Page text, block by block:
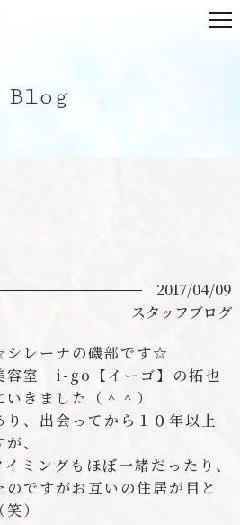
Blog
2017/04/09
スタッフブログ
レーナの磯部です☆
容室 i-go【イーゴ】の拓也
きました（＾＾）
、出会ってから１０年以上
、
ミングもほぼ一緒だったり、
ですがお互いの住居が目と
）